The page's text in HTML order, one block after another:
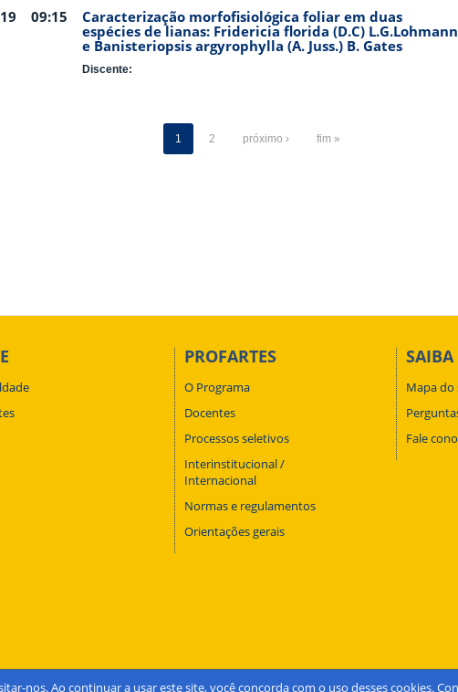
nos. Ao continuar a usar este site, você concorda com o uso desses cookies.
09:15
Caracterização morfofisiológica foliar em duas
espécies de lianas: Fridericia florida (D.C) L.G.Lohmann
e Banisteriopsis argyrophylla (A. Juss.) B. Gates
Discente:
1 2 próximo › fim »
PROFARTES
O Programa
Docentes
Processos seletivos
Interinstitucional /
Internacional
Normas e regulamentos
Orientações gerais
Mapa do
Fale